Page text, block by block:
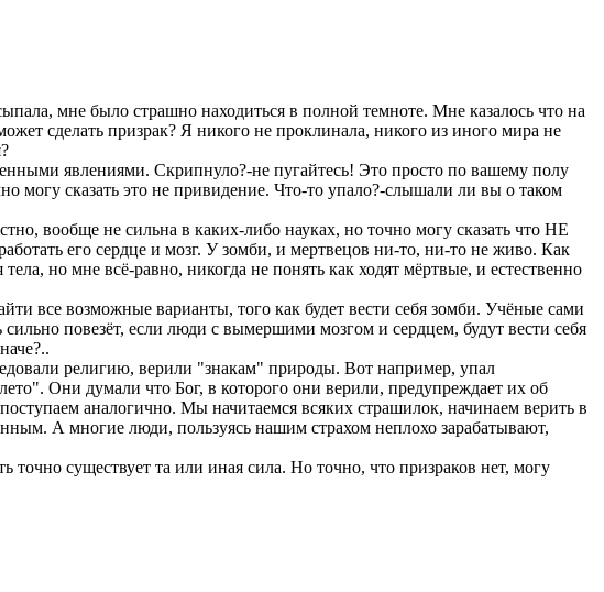
мне было страшно находиться в полной темноте. Мне казалось что на
сделать призрак? Я никого не проклинала, никого из иного мира не
явлениями. Скрипнуло?-не пугайтесь! Это просто по вашему полу
могу сказать это не привидение. Что-то упало?-слышали ли вы о таком
вообще не сильна в каких-либо науках, но точно могу сказать что НЕ
его сердце и мозг. У зомби, и мертвецов ни-то, ни-то не живо. Как
но мне всё-равно, никогда не понять как ходят мёртвые, и естественно
все возможные варианты, того как будет вести себя зомби. Учёные сами
повезёт, если люди с вымершими мозгом и сердцем, будут вести себя
религию, верили "знакам" природы. Вот например, упал
Они думали что Бог, в которого они верили, предупреждает их об
аналогично. Мы начитаемся всяких страшилок, начинаем верить в
А многие люди, пользуясь нашим страхом неплохо зарабатывают,
существует та или иная сила. Но точно, что призраков нет, могу